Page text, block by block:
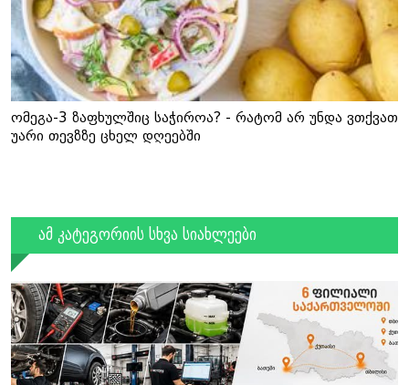
ომეგა-3 ზაფხულშიც საჭიროა? - რატომ არ უნდა ვთქვათ
უარი თევზზე ცხელ დღეებში
ამ კატეგორიის სხვა სიახლეები